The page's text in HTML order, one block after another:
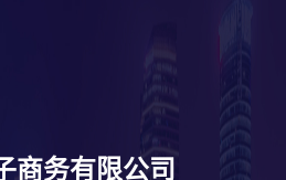
商务有限公司